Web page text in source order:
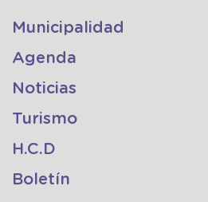
Municipalidad
Agenda
Noticias
Turismo
H.C.D
Boletín